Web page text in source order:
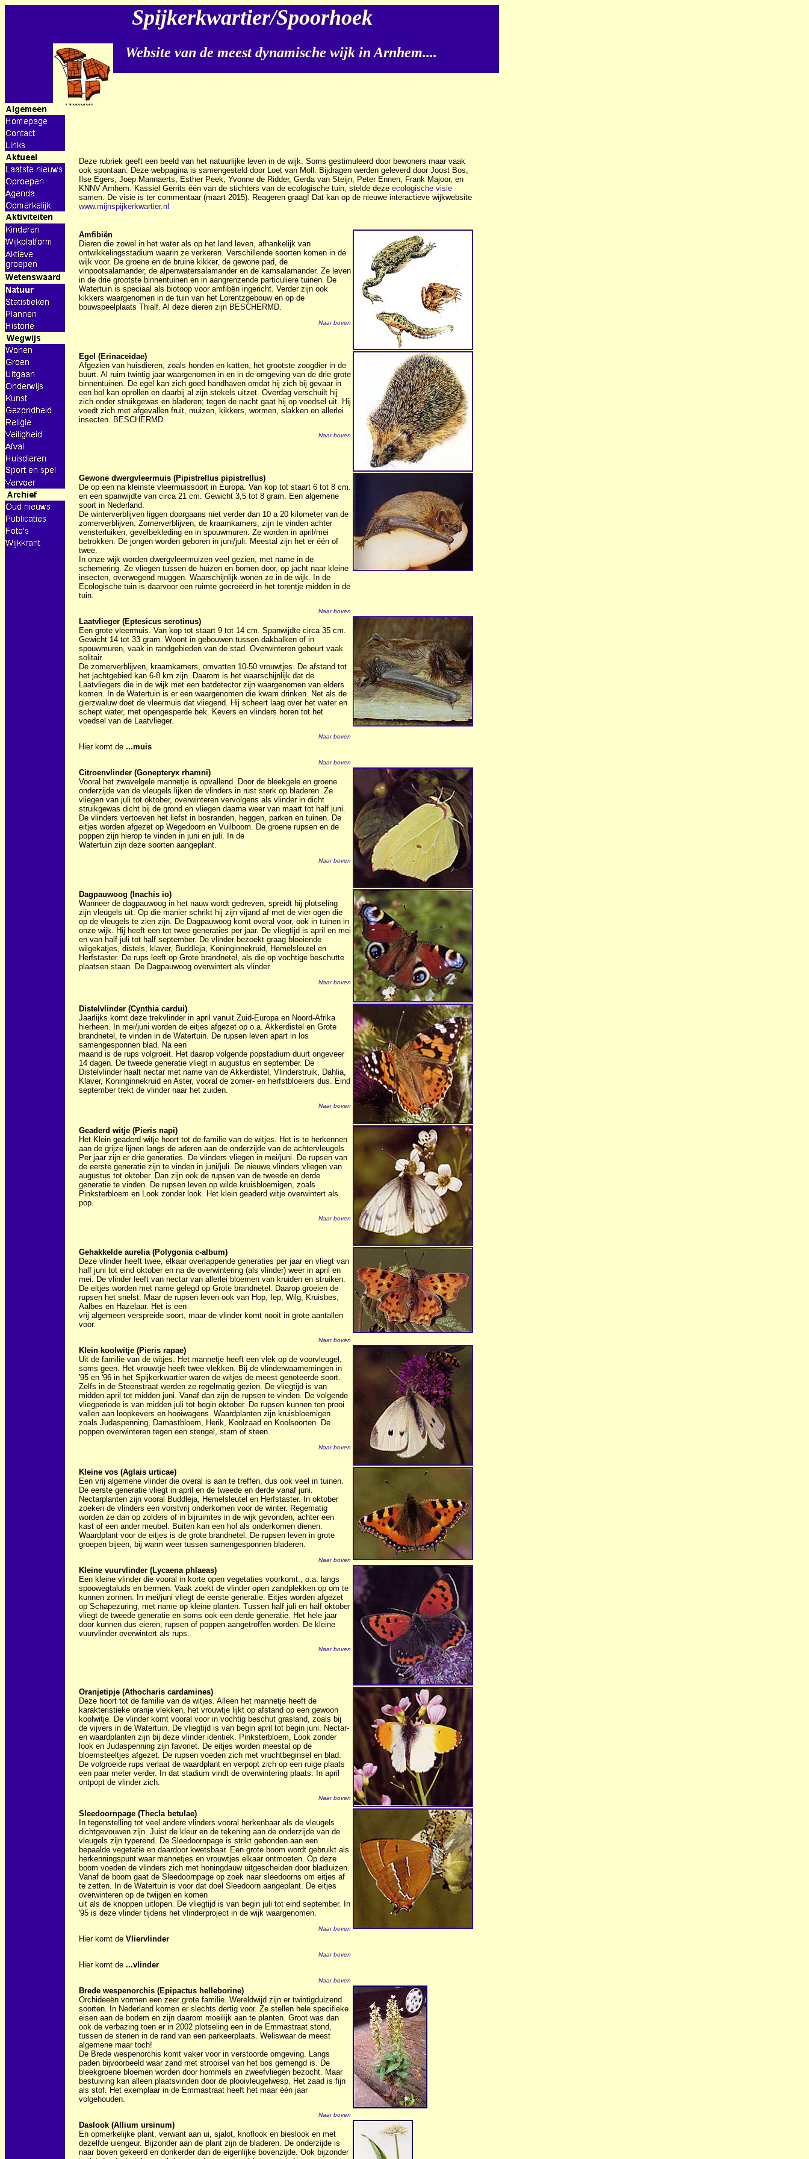
Spijkerkwartier/Spoorhoek
Website van de meest dynamische wijk in Arnhem....
Natuur
Deze rubriek geeft een beeld van het natuurlijke leven in de wijk. Soms gestimuleerd door bewoners maar vaak
ook spontaan. Deze webpagina is samengesteld door Loet van Moll. Bijdragen werden geleverd door Joost Bos,
Ilse Egers, Joep Mannaerts, Esther Peek, Yvonne de Ridder, Gerda van Steijn, Peter Ennen, Frank Majoor, en
KNNV Arnhem. Kassiel Gerrits één van de stichters van de ecologische tuin, stelde deze ecologische visie
samen. De visie is ter commentaar (maart 2015). Reageren graag! Dat kan op de nieuwe interactieve wijkwebsite
www.mijnspijkerkwartier.nl
Amfibiën
Dieren die zowel in het water als op het land leven, afhankelijk van
ontwikkelingsstadium waarin ze verkeren. Verschillende soorten komen in de
wijk voor. De groene en de bruine kikker, de gewone pad, de
vinpootsalamander, de alpenwatersalamander en de kamsalamander. Ze leven
in de drie grootste binnentuinen en in aangrenzende particuliere tuinen. De
Watertuin is speciaal als biotoop voor amfibën ingericht. Verder zijn ook
kikkers waargenomen in de tuin van het Lorentzgebouw en op de
bouwspeelplaats Thialf. Al deze dieren zijn BESCHERMD.
Naar boven
Egel (Erinaceidae)
Afgezien van huisdieren, zoals honden en katten, het grootste zoogdier in de
buurt. Al ruim twintig jaar waargenomen in en in de omgeving van de drie grote
binnentuinen. De egel kan zich goed handhaven omdat hij zich bij gevaar in
een bol kan oprollen en daarbij al zijn stekels uitzet. Overdag verschuilt hij
zich onder struikgewas en bladeren; tegen de nacht gaat hij op voedsel uit. Hij
voedt zich met afgevallen fruit, muizen, kikkers, wormen, slakken en allerlei
insecten. BESCHERMD.
Naar boven
Gewone dwergvleermuis (Pipistrellus pipistrellus)
De op een na kleinste vleermuissoort in Europa. Van kop tot staart 6 tot 8 cm.
en een spanwijdte van circa 21 cm. Gewicht 3,5 tot 8 gram. Een algemene
soort in Nederland.
De winterverblijven liggen doorgaans niet verder dan 10 a 20 kilometer van de
zomerverblijven. Zomerverblijven, de kraamkamers, zijn te vinden achter
vensterluiken, gevelbekleding en in spouwmuren. Ze worden in april/mei
betrokken. De jongen worden geboren in juni/juli. Meestal zijn het er één of
twee.
In onze wijk worden dwergvleermuizen veel gezien, met name in de
schemering. Ze vliegen tussen de huizen en bomen door, op jacht naar kleine
insecten, overwegend muggen. Waarschijnlijk wonen ze in de wijk. In de
Ecologische tuin is daarvoor een ruimte gecreëerd in het torentje midden in de
tuin.
Naar boven
Laatvlieger (Eptesicus serotinus)
Een grote vleermuis. Van kop tot staart 9 tot 14 cm. Spanwijdte circa 35 cm.
Gewicht 14 tot 33 gram. Woont in gebouwen tussen dakbalken of in
spouwmuren, vaak in randgebieden van de stad. Overwinteren gebeurt vaak
solitair.
De zomerverblijven, kraamkamers, omvatten 10-50 vrouwtjes. De afstand tot
het jachtgebied kan 6-8 km zijn. Daarom is het waarschijnlijk dat de
Laatvliegers die in de wijk met een batdetector zijn waargenomen van elders
komen. In de Watertuin is er een waargenomen die kwam drinken. Net als de
gierzwaluw doet de vleermuis dat vliegend. Hij scheert laag over het water en
schept water, met opengesperde bek. Kevers en vlinders horen tot het
voedsel van de Laatvlieger.
Naar boven
Hier komt de ...muis
Naar boven
Citroenvlinder (Gonepteryx rhamni)
Vooral het zwavelgele mannetje is opvallend. Door de bleekgele en groene
onderzijde van de vleugels lijken de vlinders in rust sterk op bladeren. Ze
vliegen van juli tot oktober, overwinteren vervolgens als vlinder in dicht
struikgewas dicht bij de grond en vliegen daarna weer van maart tot half juni.
De vlinders vertoeven het liefst in bosranden, heggen, parken en tuinen. De
eitjes worden afgezet op Wegedoorn en Vuilboom. De groene rupsen en de
poppen zijn hierop te vinden in juni en juli. In de
Watertuin zijn deze soorten aangeplant.
Naar boven
Dagpauwoog (Inachis io)
Wanneer de dagpauwoog in het nauw wordt gedreven, spreidt hij plotseling
zijn vleugels uit. Op die manier schrikt hij zijn vijand af met de vier ogen die
op de vleugels te zien zijn. De Dagpauwoog komt overal voor, ook in tuinen in
onze wijk. Hij heeft een tot twee generaties per jaar. De vliegtijd is april en mei
en van half juli tot half september. De vlinder bezoekt graag bloeiende
wilgekatjes, distels, klaver, Buddleja, Koninginnekruid, Hemelsleutel en
Herfstaster. De rups leeft op Grote brandnetel, als die op vochtige beschutte
plaatsen staan. De Dagpauwoog overwintert als vlinder.
Naar boven
Distelvlinder (Cynthia cardui)
Jaarlijks komt deze trekvlinder in april vanuit Zuid-Europa en Noord-Afrika
hierheen. In mei/juni worden de eitjes afgezet op o.a. Akkerdistel en Grote
brandnetel, te vinden in de Watertuin. De rupsen leven apart in los
samengesponnen blad. Na een
maand is de rups volgroeit. Het daarop volgende popstadium duurt ongeveer
14 dagen. De tweede generatie vliegt in augustus en september. De
Distelvlinder haalt nectar met name van de Akkerdistel, Vlinderstruik, Dahlia,
Klaver, Koninginnekruid en Aster, vooral de zomer- en herfstbloeiers dus. Eind
september trekt de vlinder naar het zuiden.
Naar boven
Geaderd witje (Pieris napi)
Het Klein geaderd witje hoort tot de familie van de witjes. Het is te herkennen
aan de grijze lijnen langs de aderen aan de onderzijde van de achtervleugels.
Per jaar zijn er drie generaties. De vlinders vliegen in mei/juni. De rupsen van
de eerste generatie zijn te vinden in juni/juli. De nieuwe vlinders vliegen van
augustus tot oktober. Dan zijn ook de rupsen van de tweede en derde
generatie te vinden. De rupsen leven op wilde kruisbloemigen, zoals
Pinksterbloem en Look zonder look. Het klein geaderd witje overwintert als
pop.
Naar boven
Gehakkelde aurelia (Polygonia c-album)
Deze vlinder heeft twee, elkaar overlappende generaties per jaar en vliegt van
half juni tot eind oktober en na de overwintering (als vlinder) weer in april en
mei. De vlinder leeft van nectar van allerlei bloemen van kruiden en struiken.
De eitjes worden met name gelegd op Grote brandnetel. Daarop groeien de
rupsen het snelst. Maar de rupsen leven ook van Hop, Iep, Wilg, Kruisbes,
Aalbes en Hazelaar. Het is een
vrij algemeen verspreide soort, maar de vlinder komt nooit in grote aantallen
voor.
Naar boven
Klein koolwitje (Pieris rapae)
Uit de familie van de witjes. Het mannetje heeft een vlek op de voorvleugel,
soms geen. Het vrouwtje heeft twee vlekken. Bij de vlinderwaarnemingen in
'95 en '96 in het Spijkerkwartier waren de witjes de meest genoteerde soort.
Zelfs in de Steenstraat werden ze regelmatig gezien. De vliegtijd is van
midden april tot midden juni. Vanaf dan zijn de rupsen te vinden. De volgende
vliegperiode is van midden juli tot begin oktober. De rupsen kunnen ten prooi
vallen aan loopkevers en hooiwagens. Waardplanten zijn kruisbloemigen
zoals Judaspenning, Damastbloem, Herik, Koolzaad en Koolsoorten. De
poppen overwinteren tegen een stengel, stam of steen.
Naar boven
Kleine vos (Aglais urticae)
Een vrij algemene vlinder die overal is aan te treffen, dus ook veel in tuinen.
De eerste generatie vliegt in april en de tweede en derde vanaf juni.
Nectarplanten zijn vooral Buddleja, Hemelsleutel en Herfstaster. In oktober
zoeken de vlinders een vorstvrij onderkomen voor de winter. Regematig
worden ze dan op zolders of in bijruimtes in de wijk gevonden, achter een
kast of een ander meubel. Buiten kan een hol als onderkomen dienen.
Waardplant voor de eitjes is de grote brandnetel. De rupsen leven in grote
groepen bijeen, bij warm weer tussen samengesponnen bladeren.
Naar boven
Kleine vuurvlinder (Lycaena phlaeas)
Een kleine vlinder die vooral in korte open vegetaties voorkomt., o.a. langs
spoowegtaluds en bermen. Vaak zoekt de vlinder open zandplekken op om te
kunnen zonnen. In mei/juni vliegt de eerste generatie. Eitjes worden afgezet
op Schapezuring, met name op kleine planten. Tussen half juli en half oktober
vliegt de tweede generatie en soms ook een derde generatie. Het hele jaar
door kunnen dus eieren, rupsen of poppen aangetroffen worden. De kleine
vuurvlinder overwintert als rups.
Naar boven
Oranjetipje (Athocharis cardamines)
Deze hoort tot de familie van de witjes. Alleen het mannetje heeft de
karakteristieke oranje vlekken, het vrouwtje lijkt op afstand op een gewoon
koolwitje. De vlinder komt vooral voor in vochtig beschut grasland, zoals bij
de vijvers in de Watertuin. De vliegtijd is van begin april tot begin juni. Nectar-
en waardplanten zijn bij deze vlinder identiek. Pinksterbloem, Look zonder
look en Judaspenning zijn favoriet. De eitjes worden meestal op de
bloemsteeltjes afgezet. De rupsen voeden zich met vruchtbeginsel en blad.
De volgroeide rups verlaat de waardplant en verpopt zich op een ruige plaats
een paar meter verder. In dat stadium vindt de overwintering plaats. In april
ontpopt de vlinder zich.
Naar boven
Sleedoornpage (Thecla betulae)
In tegenstelling tot veel andere vlinders vooral herkenbaar als de vleugels
dichtgevouwen zijn. Juist de kleur en de tekening aan de onderzijde van de
vleugels zijn typerend. De Sleedoornpage is strikt gebonden aan een
bepaalde vegetatie en daardoor kwetsbaar. Een grote boom wordt gebruikt als
herkenningspunt waar mannetjes en vrouwtjes elkaar ontmoeten. Op deze
boom voeden de vlinders zich met honingdauw uitgescheiden door bladluizen.
Vanaf de boom gaat de Sleedoornpage op zoek naar sleedoorns om eitjes af
te zetten. In de Watertuin is voor dat doel Sleedoorn aangeplant. De eitjes
overwinteren op de twijgen en komen
uit als de knoppen uitlopen. De vliegtijd is van begin juli tot eind september. In
'95 is deze vlinder tijdens het vlinderproject in de wijk waargenomen.
Naar boven
Hier komt de Vliervlinder
Naar boven
Hier komt de ...vlinder
Naar boven
Brede wespenorchis (Epipactus helleborine)
Orchideeën vormen een zeer grote familie. Wereldwijd zijn er twintigduizend
soorten. In Nederland komen er slechts dertig voor. Ze stellen hele specifieke
eisen aan de bodem en zijn daarom moeilijk aan te planten. Groot was dan
ook de verbazing toen er in 2002 plotseling een in de Emmastraat stond,
tussen de stenen in de rand van een parkeerplaats. Weliswaar de meest
algemene maar toch!
De Brede wespenorchis komt vaker voor in verstoorde omgeving. Langs
paden bijvoorbeeld waar zand met strooisel van het bos gemengd is. De
bleekgroene bloemen worden door hommels en zweefvliegen bezocht. Maar
bestuiving kan alleen plaatsvinden door de plooivleugelwesp. Het zaad is fijn
als stof. Het exemplaar in de Emmastraat heeft het maar één jaar
volgehouden.
Naar boven
Daslook (Allium ursinum)
En opmerkelijke plant, verwant aan ui, sjalot, knoflook en bieslook en met
dezelfde uiengeur. Bijzonder aan de plant zijn de bladeren. De onderzijde is
naar boven gekeerd en donkerder dan de eigenlijke bovenzijde. Ook bijzonder